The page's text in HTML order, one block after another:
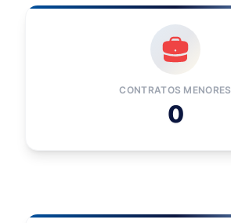
CONTRATOS MENORES
0